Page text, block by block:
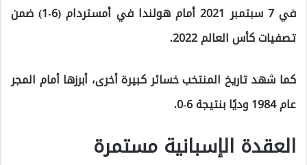
في 7 سبتمبر 2021 أمام هولندا في أمستردام (6-1) ضمن
تصفيات كأس العالم 2022.
كما شهد تاريخ المنتخب خسائر كبيرة أخرى، أبرزها أمام المجر
عام 1984 وديًا بنتيجة 6-0.
العقدة الإسبانية مستمرة